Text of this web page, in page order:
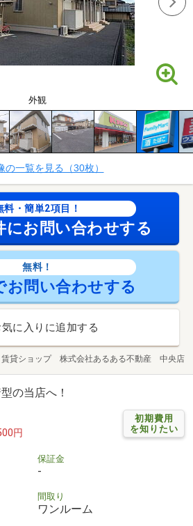
外観
の一覧を見る（30枚）
料・簡単2項目！
にお問い合わせする
無料！
お問い合わせする
気に入りに追加する
賃貸ショップ 株式会社あるある不動産 中央店
の当店へ！
初期費用
を知りたい
円
保証金
-
間取り
ワンルーム